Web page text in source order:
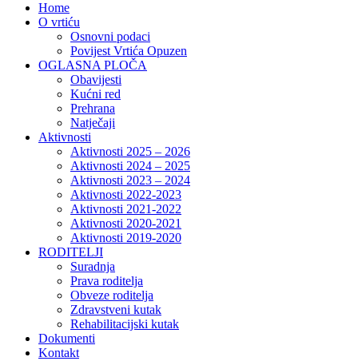
Home
O vrtiću
Osnovni podaci
Povijest Vrtića Opuzen
OGLASNA PLOČA
Obavijesti
Kućni red
Prehrana
Natječaji
Aktivnosti
Aktivnosti 2025 – 2026
Aktivnosti 2024 – 2025
Aktivnosti 2023 – 2024
Aktivnosti 2022-2023
Aktivnosti 2021-2022
Aktivnosti 2020-2021
Aktivnosti 2019-2020
RODITELJI
Suradnja
Prava roditelja
Obveze roditelja
Zdravstveni kutak
Rehabilitacijski kutak
Dokumenti
Kontakt